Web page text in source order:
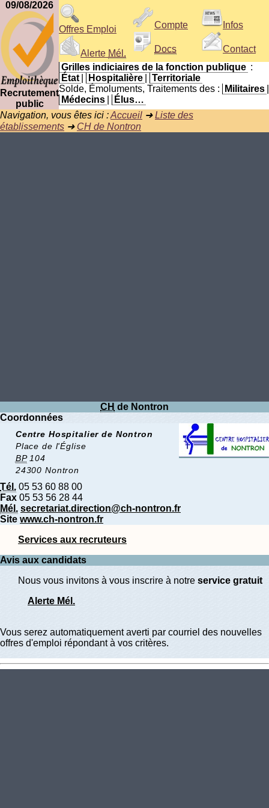
09/08/2026
Recrutement
public
Offres Emploi
Alerte Mél.
Compte
Docs
Infos
Contact
Grilles indiciaires de la fonction publique :
État
Hospitalière
Territoriale
Solde, Émoluments, Traitements des :
Militaires
Médecins
Élus…
Navigation, vous êtes ici :Accueil ➜Liste des
établissements ➜ CH de Nontron
CH de Nontron
Coordonnées
Centre Hospitalier de Nontron
Place de l'Église
BP104
24300 Nontron
Tél. 05 53 60 88 00
Fax 05 53 56 28 44
Mél. secretariat.direction@ch-nontron.fr
Site www.ch-nontron.fr
Services aux recruteurs
Avis aux candidats
Nous vous invitons à vous inscrire à notre service gratuit
Alerte Mél.
Vous serez automatiquement averti par courriel des nouvelles
offres d'emploi répondant à vos critères.